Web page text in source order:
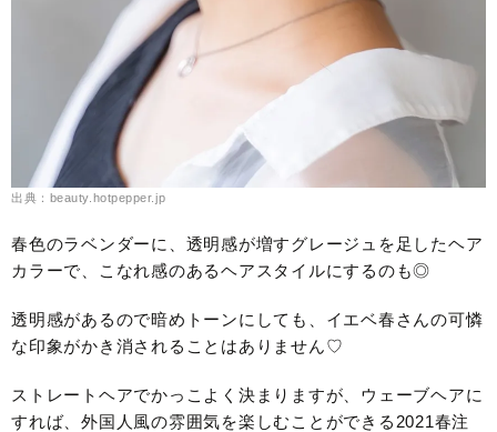
出典：beauty.hotpepper.jp
春色のラベンダーに、透明感が増すグレージュを足したヘア
カラーで、こなれ感のあるヘアスタイルにするのも◎
透明感があるので暗めトーンにしても、イエベ春さんの可憐
な印象がかき消されることはありません♡
ストレートヘアでかっこよく決まりますが、ウェーブヘアに
すれば、外国人風の雰囲気を楽しむことができる2021春注